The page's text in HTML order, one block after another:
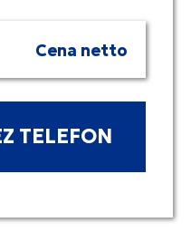
Cena netto
TELEFON